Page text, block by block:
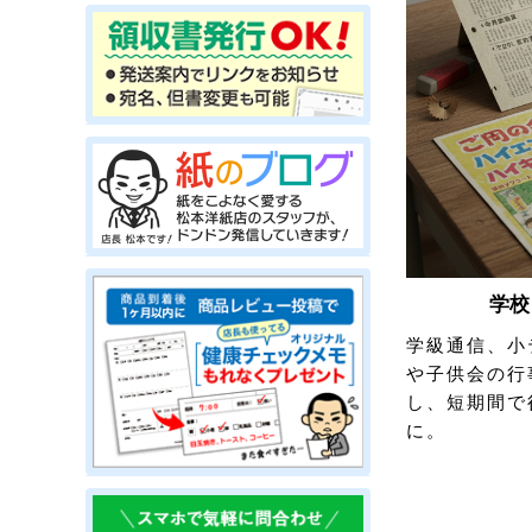
学
学級通信、
や子供会の
し、短期間
に。